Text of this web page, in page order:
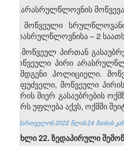
5. არასრულწლოვნის
6. მოწვეული
არასრულწლოვნისა – 2
7. მოწვეულ პირთან
მოწვეული პირი
შემდგენი პოლიციელი.
საფუძველი, მოწვეული
პირის მიერ გასაუბრების
პირს უფლება აქვს, ოქმში
საქართველოს 2022 წლის 24 მაისის
მუხლი 22. ზედაპირული